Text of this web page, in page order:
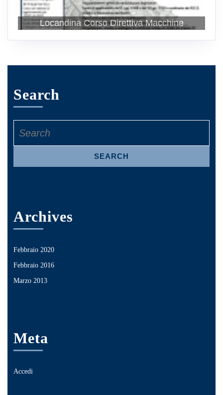
Locandina Corso Direttiva Macchine
Rack trasporto gruppi trazione
Restauro orologio Torre dei Caduti Bergamo
Search
for:
Archives
Febbraio 2020
Febbraio 2016
Marzo 2013
Meta
Accedi